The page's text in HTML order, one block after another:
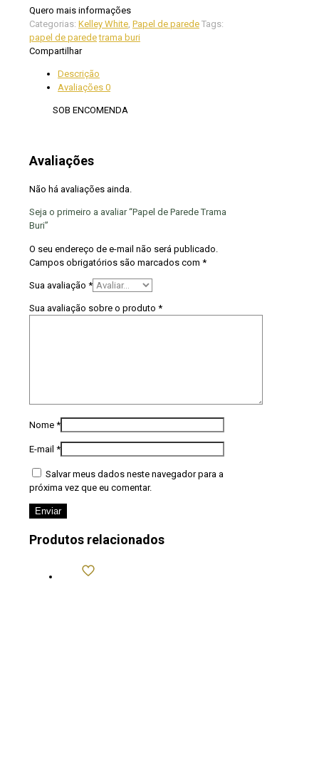
Quero mais informações
Categorias: Kelley White Papel de parede Tags:
papel de parede trama buri
Compartilhar
Descrição
Avaliações 0
SOB ENCOMENDA
Avaliações
Não há avaliações ainda.
Seja o primeiro a avaliar “Papel de Parede Trama
Buri”
O seu endereço de e-mail não será publicado.
Campos obrigatórios são marcados com *
Sua avaliação *
Sua avaliação sobre o produto *
Nome *
E-mail *
Salvar meus dados neste navegador para a
próxima vez que eu comentar.
Produtos relacionados